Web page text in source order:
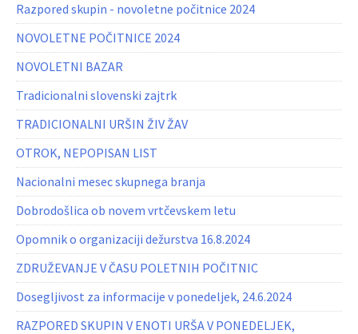
Razpored skupin - novoletne počitnice 2024
NOVOLETNE POČITNICE 2024
NOVOLETNI BAZAR
Tradicionalni slovenski zajtrk
TRADICIONALNI URŠIN ŽIV ŽAV
OTROK, NEPOPISAN LIST
Nacionalni mesec skupnega branja
Dobrodošlica ob novem vrtčevskem letu
Opomnik o organizaciji dežurstva 16.8.2024
ZDRUŽEVANJE V ČASU POLETNIH POČITNIC
Dosegljivost za informacije v ponedeljek, 24.6.2024
RAZPORED SKUPIN V ENOTI URŠA V PONEDELJEK,